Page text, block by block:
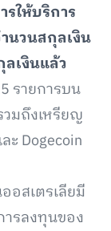
ให้บริการ
นวนสกุลเงิน
เงินแล้ว
รายการบน
มถึงเหรียญ
ะ Dogecoin
อสเตรเลียมี
ารลงทุนของ